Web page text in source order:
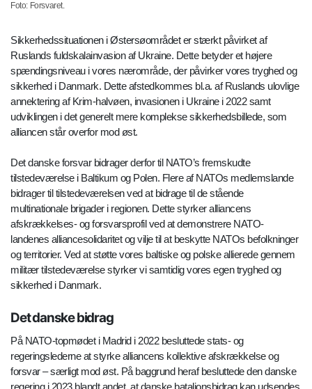
Foto: Forsvaret.
Sikkerhedssituationen i Østersøområdet er stærkt påvirket af
Ruslands fuldskalainvasion af Ukraine. Dette betyder et højere
spændingsniveau i vores nærområde, der påvirker vores tryghed og
sikkerhed i Danmark. Dette afstedkommes bl.a. af Ruslands ulovlige
annektering af Krim-halvøen, invasionen i Ukraine i 2022 samt
udviklingen i det generelt mere komplekse sikkerhedsbillede, som
alliancen står overfor mod øst.
Det danske forsvar bidrager derfor til NATO’s fremskudte
tilstedeværelse i Baltikum og Polen. Flere af NATOs medlemslande
bidrager til tilstedeværelsen ved at bidrage til de stående
multinationale brigader i regionen. Dette styrker alliancens
afskrækkelses- og forsvarsprofil ved at demonstrere NATO-
landenes alliancesolidaritet og vilje til at beskytte NATOs befolkninger
og territorier. Ved at støtte vores baltiske og polske allierede gennem
militær tilstedeværelse styrker vi samtidig vores egen tryghed og
sikkerhed i Danmark.
Det danske bidrag
På NATO-topmødet i Madrid i 2022 besluttede stats- og
regeringslederne at styrke alliancens kollektive afskrækkelse og
forsvar – særligt mod øst. På baggrund heraf besluttede den danske